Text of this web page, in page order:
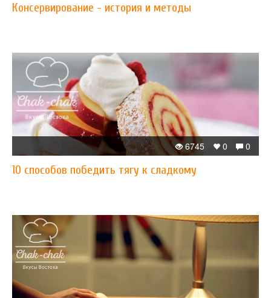
Консервирование - история и методы
0
0
6745
10 способов победить тягу к сладкому